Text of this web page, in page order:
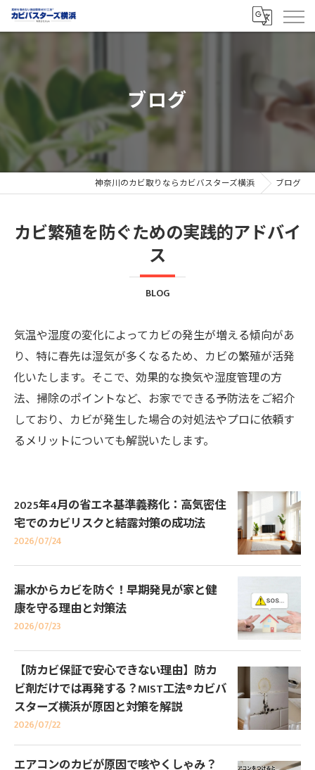
ブログ
神奈川のカビ取りならカビバスターズ横浜 ブログ
カビ繁殖を防ぐための実践的アドバイ
ス
BLOG
気温や湿度の変化によってカビの発生が増える傾向があ
り、特に春先は湿気が多くなるため、カビの繁殖が活発
化いたします。そこで、効果的な換気や湿度管理の方
法、掃除のポイントなど、お家でできる予防法をご紹介
しており、カビが発生した場合の対処法やプロに依頼す
るメリットについても解説いたします。
2025年4月の省エネ基準義務化：高気密住
宅でのカビリスクと結露対策の成功法
2026/07/24
漏水からカビを防ぐ！早期発見が家と健
康を守る理由と対策法
2026/07/23
【防カビ保証で安心できない理由】防カ
ビ剤だけでは再発する？MIST工法®カビバ
スターズ横浜が原因と対策を解説
2026/07/22
エアコンのカビが原因で咳やくしゃみ？